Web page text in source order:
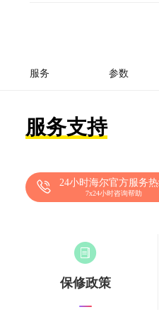
服务 参数
服务支持
24小时海尔官方服务
7x24小时咨询帮助
保修政策